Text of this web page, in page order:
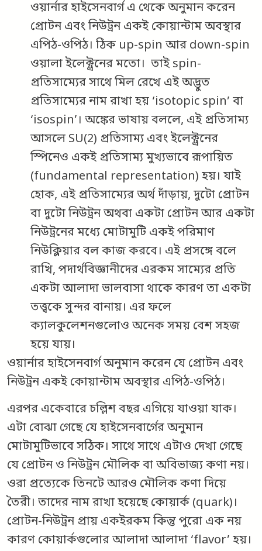
ওয়ার্নার হাইসেনবার্গ এ থেকে অনুমান করেন
প্রোটন এবং নিউট্রন একই কোয়ান্টাম অবস্থার
এপিঠ-ওপিঠ। ঠিক up-spin আর down-spin
ওয়ালা ইলেক্ট্রনের মতো। তাই spin-
প্রতিসাম্যের সাথে মিল রেখে এই অদ্ভুত
প্রতিসাম্যের নাম রাখা হয় ‘isotopic spin’ বা
‘isospin’। অঙ্কের ভাষায় বললে, এই প্রতিসাম্য
আসলে SU(2) প্রতিসাম্য এবং ইলেক্ট্রনের
স্পিনেও একই প্রতিসাম্য মুখ্যভাবে রূপায়িত
(fundamental representation) হয়। যাই
হোক, এই প্রতিসাম্যের অর্থ দাঁড়ায়, দুটো প্রোটন
বা দুটো নিউট্রন অথবা একটা প্রোটন আর একটা
নিউট্রনের মধ্যে মোটামুটি একই পরিমাণ
নিউক্লিয়ার বল কাজ করবে। এই প্রসঙ্গে বলে
রাখি, পদার্থবিজ্ঞানীদের এরকম সাম্যের প্রতি
একটা আলাদা ভালবাসা থাকে কারণ তা একটা
তত্ত্বকে সুন্দর বানায়। এর ফলে
ক্যালকুলেশনগুলোও অনেক সময় বেশ সহজ
হয়ে যায়।
ওয়ার্নার হাইসেনবার্গ অনুমান করেন যে প্রোটন এবং
নিউট্রন একই কোয়ান্টাম অবস্থার এপিঠ-ওপিঠ।
এরপর একেবারে চল্লিশ বছর এগিয়ে যাওয়া যাক।
এটা বোঝা গেছে যে হাইসেনবার্গের অনুমান
মোটামুটিভাবে সঠিক। সাথে সাথে এটাও দেখা গেছে
যে প্রোটন ও নিউট্রন মৌলিক বা অবিভাজ্য কণা নয়।
ওরা প্রত্যেকে তিনটে আরও মৌলিক কণা দিয়ে
তৈরী। তাদের নাম রাখা হয়েছে কোয়ার্ক (quark)।
প্রোটন-নিউট্রন প্রায় একইরকম কিন্তু পুরো এক নয়
কারণ কোয়ার্কগুলোর আলাদা আলাদা ‘flavor’ হয়।